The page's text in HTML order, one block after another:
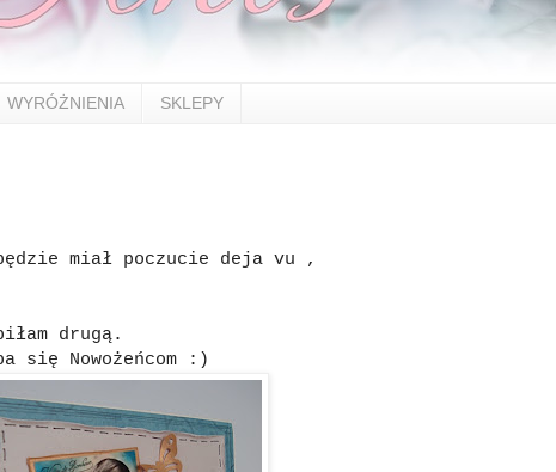
WYRÓŻNIENIA SKLEPY
miał poczucie deja vu ,
drugą.
się Nowożeńcom :)